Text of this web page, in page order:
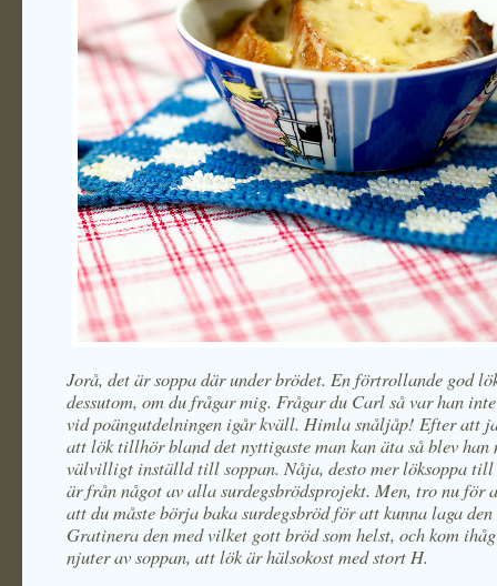
Jorå, det är soppa där under brödet. En förtrollande god
dessutom, om du frågar mig. Frågar du Carl så var han
vid poängutdelningen igår kväll. Himla snåljåp! Efter att
att lök tillhör bland det nyttigaste man kan äta så blev han
välvilligt inställd till soppan. Nåja, desto mer löksoppa
är från något av alla surdegsbrödsprojekt. Men, tro nu för
att du måste börja baka surdegsbröd för att kunna laga
Gratinera den med vilket gott bröd som helst, och kom
njuter av soppan, att lök är hälsokost med stort H.